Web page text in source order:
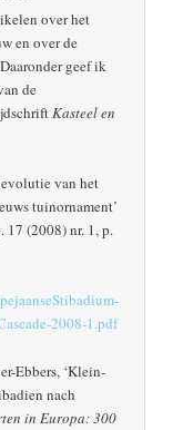
over het
en over de
geef ik
de
Kasteel en
van het
tuinornament’
17 (2008) nr. 1, p.
2008-1.pdf
Ebbers, ‘Klein-
nach
in Europa: 300